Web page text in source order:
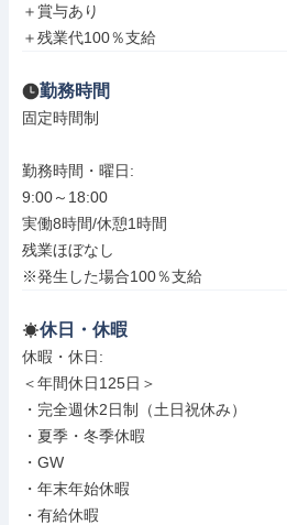
＋賞与あり
＋残業代100％支給
勤務時間
固定時間制
勤務時間・曜日:
9:00～18:00
実働8時間/休憩1時間
残業ほぼなし
※発生した場合100％支給
休日・休暇
休暇・休日:
＜年間休日125日＞
・完全週休2日制（土日祝休み）
・夏季・冬季休暇
・GW
・年末年始休暇
・有給休暇